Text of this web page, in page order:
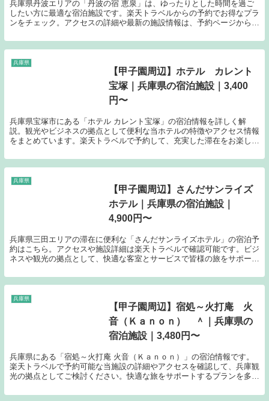
兵庫県丹波エリアの「丹波の宿 恵泉」は、ゆったりとした時間を過ご
したい方に最適な宿泊施設です。楽天トラベルからの予約でお得なプラ
ンをチェック。アクセスの詳細や最新の施設情報は、予約ページからご
兵庫県
【甲子園周辺】ホテル カレント
宝塚｜兵庫県の宿泊施設｜3,400
円〜
兵庫県宝塚市にある「ホテル カレント宝塚」の宿泊情報を詳しく解
説。観光やビジネスの拠点として便利な当ホテルの特徴やアクセス情報
をまとめています。楽天トラベルで予約して、充実した滞在をお楽しみ
兵庫県
【甲子園周辺】さんだサンライズ
ホテル｜兵庫県の宿泊施設｜
4,900円〜
兵庫県三田エリアの滞在に便利な「さんだサンライズホテル」の宿泊予
約はこちら。アクセスや施設詳細は楽天トラベルで確認可能です。ビジ
ネスや観光の拠点として、快適な客室とサービスで皆様の旅をサポート
兵庫県
【甲子園周辺】宿処～火打庵 火
音（Ｋａｎｏｎ） ＾｜兵庫県の
宿泊施設｜3,480円〜
兵庫県にある「宿処～火打庵 火音（Ｋａｎｏｎ）」の宿泊情報です。
楽天トラベルで予約可能な当施設の詳細やアクセスを確認して、兵庫観
光の拠点としてご検討ください。快適な旅をサポートするプランを多数